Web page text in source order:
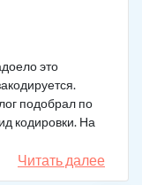
это
подобрал по
кодировки. На
года мужа к
Читать далее